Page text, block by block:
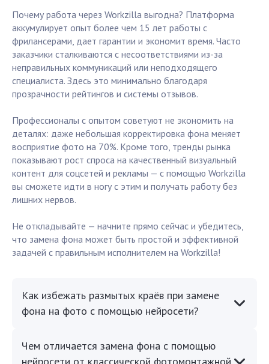
Почему работа через Workzilla выгодна? Платформа
аккумулирует опыт более чем 15 лет работы с
фрилансерами, дает гарантии и экономит время. Часто
заказчики сталкиваются с несоответствиями из-за
неправильных коммуникаций или неподходящего
специалиста. Здесь это минимально благодаря
прозрачности рейтингов и системы отзывов.
Профессионалы с опытом советуют не экономить на
деталях: даже небольшая корректировка фона меняет
восприятие фото на 70%. Кроме того, тренды рынка
показывают рост спроса на качественный визуальный
контент для соцсетей и рекламы — с помощью Workzilla
вы сможете идти в ногу с этим и получать работу без
лишних нервов.
Не откладывайте — начните прямо сейчас и убедитесь,
что замена фона может быть простой и эффективной
задачей с правильным исполнителем на Workzilla!
Как избежать размытых краёв при замене
фона на фото с помощью нейросети?
Чем отличается замена фона с помощью